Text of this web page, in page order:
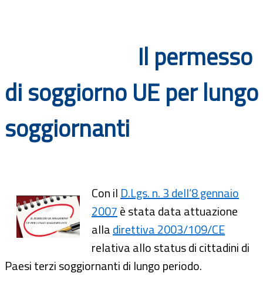
Documenti
Bandi
Il permesso
di soggiorno UE per lungo
soggiornanti
Con il D.Lgs. n. 3 dell’8 gennaio
2007è stata data attuazione
alladirettiva 2003/109/CE
relativa allo status di cittadini di
Paesi terzi soggiornanti di lungo periodo.